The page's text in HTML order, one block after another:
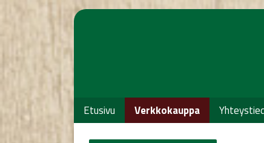
Etusivu Verkkokauppa